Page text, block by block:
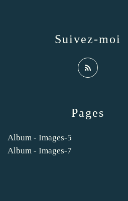
Pages
Album - Images-5
Album - Images-7
Suivez-moi